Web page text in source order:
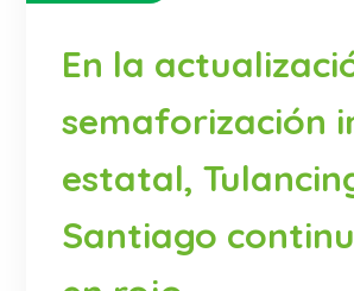
En la
semaforización
estatal,
Santiago